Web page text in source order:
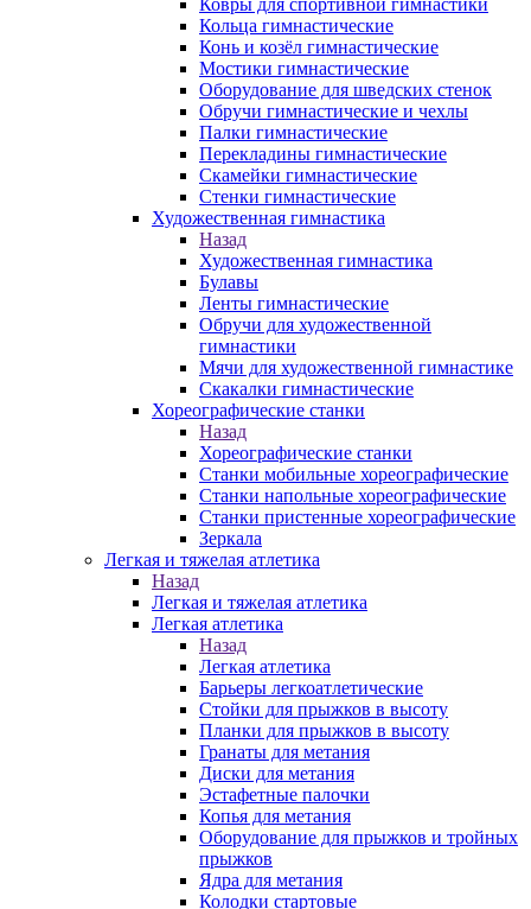
Ковры для спортивной гимнастики
Кольца гимнастические
Конь и козёл гимнастические
Мостики гимнастические
Оборудование для шведских стенок
Обручи гимнастические и чехлы
Палки гимнастические
Перекладины гимнастические
Скамейки гимнастические
Стенки гимнастические
Художественная гимнастика
Назад
Художественная гимнастика
Булавы
Ленты гимнастические
Обручи для художественной
гимнастики
Мячи для художественной гимнастике
Скакалки гимнастические
Хореографические станки
Назад
Хореографические станки
Станки мобильные хореографические
Станки напольные хореографические
Станки пристенные хореографические
Зеркала
Легкая и тяжелая атлетика
Назад
Легкая и тяжелая атлетика
Легкая атлетика
Назад
Легкая атлетика
Барьеры легкоатлетические
Стойки для прыжков в высоту
Планки для прыжков в высоту
Гранаты для метания
Диски для метания
Эстафетные палочки
Копья для метания
Оборудование для прыжков и тройных
прыжков
Ядра для метания
Колодки стартовые